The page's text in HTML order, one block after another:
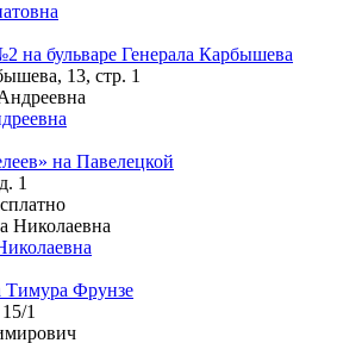
на бульваре Генерала Карбышева
13, стр. 1
на Павелецкой
1
Тимура Фрунзе
1